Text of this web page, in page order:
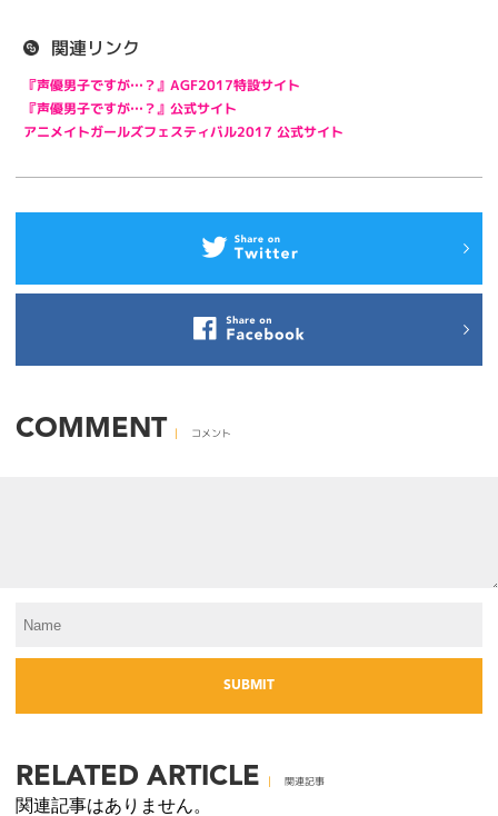
関連リンク
『声優男子ですが…？』AGF2017特設サイト
『声優男子ですが…？』公式サイト
アニメイトガールズフェスティバル2017 公式サイト
COMMENT コメント
RELATED ARTICLE 関連記事
関連記事はありません。